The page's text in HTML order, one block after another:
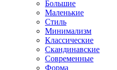
Большие
Маленькие
Стиль
Минимализм
Классические
Скандинавские
Современные
Форма